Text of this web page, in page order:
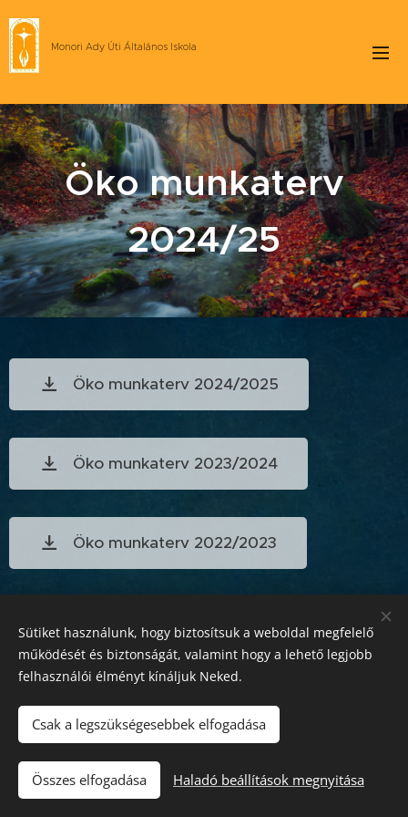
Monori Ady Úti Általános Iskola
Öko munkaterv
2024/25
Öko munkaterv 2024/2025
Öko munkaterv 2023/2024
Öko munkaterv 2022/2023
Webnode
Sütiket használunk, hogy biztosítsuk a weboldal megfelelő
működését és biztonságát, valamint hogy a lehető legjobb
felhasználói élményt kínáljuk Neked.
Csak a legszükségesebbek elfogadása
Összes elfogadása Haladó beállítások megnyitása